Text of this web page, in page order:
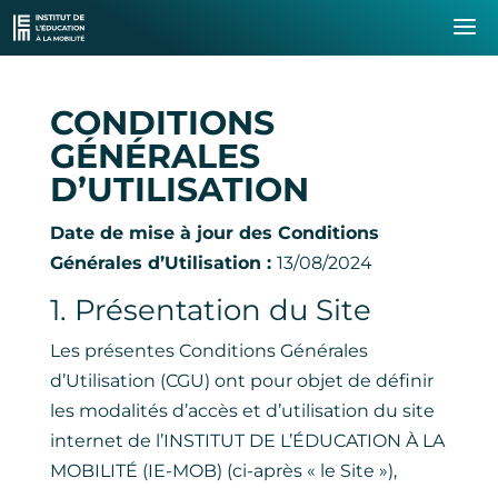
CONDITIONS
GÉNÉRALES
D’UTILISATION
Date de mise à jour des Conditions
Générales d’Utilisation : 13/08/2024
1. Présentation du Site
Les présentes Conditions Générales
d’Utilisation (CGU) ont pour objet de définir
les modalités d’accès et d’utilisation du site
internet de l’INSTITUT DE L’ÉDUCATION À LA
MOBILITÉ (IE-MOB) (ci-après « le Site »),